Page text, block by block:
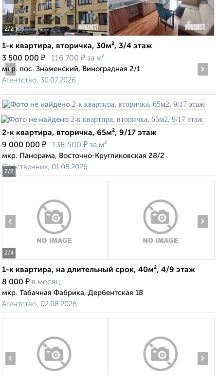
2/2
1-к квартира, вторичка, 30м², 3/4 этаж
3 500 000 ₽ 116 700 ₽ за м²
мкр. пос. Знаменский, Виноградная 2/1
Агентство, 30.07.2026
2/2
‹ ›
2-к квартира, вторичка, 65м², 9/17 этаж
9 000 000 ₽ 138 500 ₽ за м²
мкр. Панорама, Восточно-Кругликовская 28/2
Собственник, 01.08.2026
2/4
‹ ›
1-к квартира, на длительный срок, 40м², 4/9 этаж
8 000 ₽ в месяц
мкр. Табачная Фабрика, Дербентская 18
Агентство, 02.08.2026
‹ ›